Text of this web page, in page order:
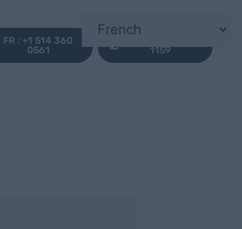
FR : +1 514 360
0561
1159